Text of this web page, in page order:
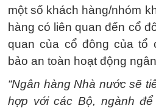
một số khách hàng/nhóm
hàng có liên quan đến cổ
quan của cổ đông của tổ
bảo an toàn hoạt động
“Ngân hàng Nhà nước sẽ
hợp với các Bộ, ngành